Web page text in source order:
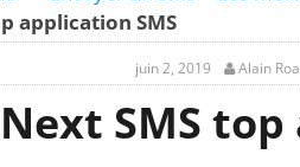
application SMS
juin 2, 2019 Alain
SMS